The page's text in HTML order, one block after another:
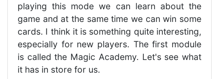
playing this mode we can learn about the
game and at the same time we can win some
cards. I think it is something quite interesting,
especially for new players. The first module
is called the Magic Academy. Let's see what
it has in store for us.